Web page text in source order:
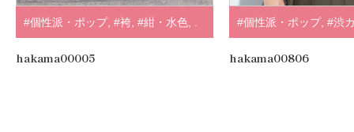
#個性派・ポップ, #袴 #紺・水色
hakama00005
#個性派・ポップ, #渋
#袴 #個性派,#黒・グ
hakama00806